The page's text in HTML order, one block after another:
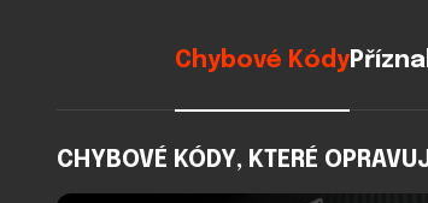
Chybové Kódy
CHYBOVÉ KÓDY, KTERÉ